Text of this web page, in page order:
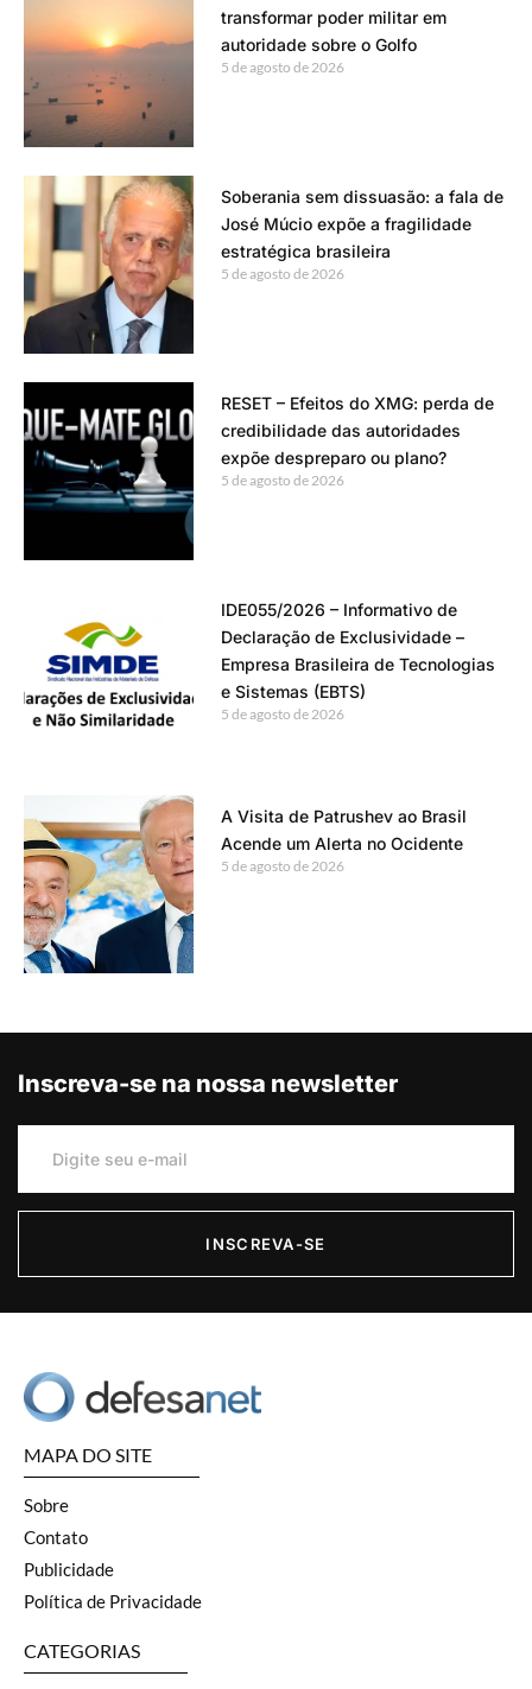
transformar poder militar em
autoridade sobre o Golfo
5 de agosto de 2026
Soberania sem dissuasão: a fala de
José Múcio expõe a fragilidade
estratégica brasileira
5 de agosto de 2026
RESET – Efeitos do XMG: perda de
credibilidade das autoridades
expõe despreparo ou plano?
5 de agosto de 2026
IDE055/2026 – Informativo de
Declaração de Exclusividade –
Empresa Brasileira de Tecnologias
e Sistemas (EBTS)
5 de agosto de 2026
A Visita de Patrushev ao Brasil
Acende um Alerta no Ocidente
5 de agosto de 2026
Inscreva-se na nossa newsletter
INSCREVA-SE
MAPA DO SITE
Sobre
Contato
Publicidade
Política de Privacidade
CATEGORIAS